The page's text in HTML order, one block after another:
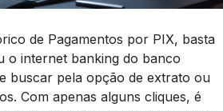
de Pagamentos por PIX, basta
o internet banking do banco
buscar pela opção de extrato ou
Com apenas alguns cliques, é